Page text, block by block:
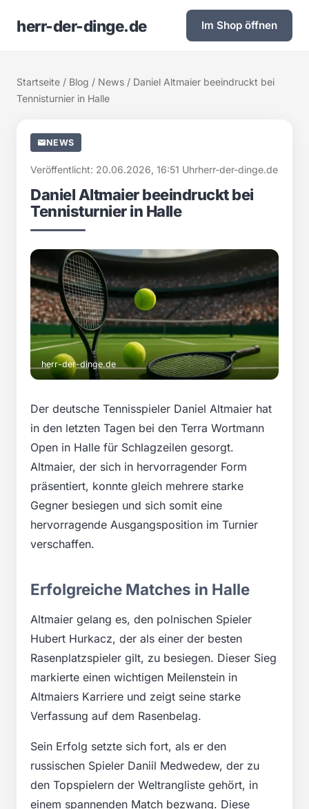
herr-der-dinge.de Im Shop öffnen
Startseite / Blog / News / Daniel Altmaier beeindruckt bei
Tennisturnier in Halle
NEWS
Veröffentlicht: 20.06.2026, 16:51 Uhrherr-der-dinge.de
Daniel Altmaier beeindruckt bei
Tennisturnier in Halle
herr-der-dinge.de
Der deutsche Tennisspieler Daniel Altmaier hat
in den letzten Tagen bei den Terra Wortmann
Open in Halle für Schlagzeilen gesorgt.
Altmaier, der sich in hervorragender Form
präsentiert, konnte gleich mehrere starke
Gegner besiegen und sich somit eine
hervorragende Ausgangsposition im Turnier
verschaffen.
Erfolgreiche Matches in Halle
Altmaier gelang es, den polnischen Spieler
Hubert Hurkacz, der als einer der besten
Rasenplatzspieler gilt, zu besiegen. Dieser Sieg
markierte einen wichtigen Meilenstein in
Altmaiers Karriere und zeigt seine starke
Verfassung auf dem Rasenbelag.
Sein Erfolg setzte sich fort, als er den
russischen Spieler Daniil Medwedew, der zu
den Topspielern der Weltrangliste gehört, in
einem spannenden Match bezwang. Diese